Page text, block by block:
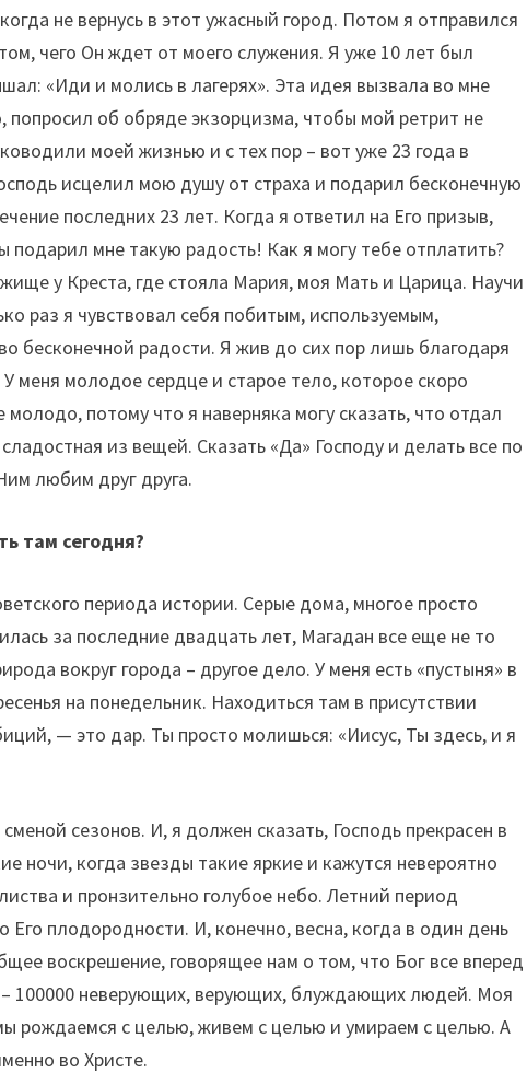
не вернусь в этот ужасный город. Потом я отправился
чего Он ждет от моего служения. Я уже 10 лет был
«Иди и молись в лагерях». Эта идея вызвала во мне
об обряде экзорцизма, чтобы мой ретрит не
моей жизнью и с тех пор – вот уже 23 года в
исцелил мою душу от страха и подарил бесконечную
последних 23 лет. Когда я ответил на Его призыв,
мне такую радость! Как я могу тебе отплатить?
у Креста, где стояла Мария, моя Мать и Царица. Научи
раз я чувствовал себя побитым, используемым,
бесконечной радости. Я жив до сих пор лишь благодаря
меня молодое сердце и старое тело, которое скоро
потому что я наверняка могу сказать, что отдал
из вещей. Сказать «Да» Господу и делать все по
любим друг друга.
там сегодня?
периода истории. Серые дома, многое просто
за последние двадцать лет, Магадан все еще не то
вокруг города – другое дело. У меня есть «пустыня» в
на понедельник. Находиться там в присутствии
— это дар. Ты просто молишься: «Иисус, Ты здесь, и я
сезонов. И, я должен сказать, Господь прекрасен в
ночи, когда звезды такие яркие и кажутся невероятно
и пронзительно голубое небо. Летний период
плодородности. И, конечно, весна, когда в один день
воскрешение, говорящее нам о том, что Бог все вперед
100000 неверующих, верующих, блуждающих людей. Моя
рождаемся с целью, живем с целью и умираем с целью. А
во Христе.